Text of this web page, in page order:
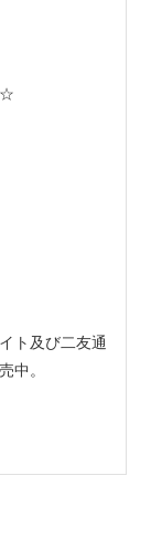
☆
ト及び二友通
中。